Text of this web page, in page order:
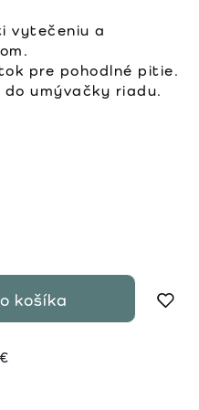
vytečeniu a
pre pohodlné pitie.
umývačky riadu.
košíka